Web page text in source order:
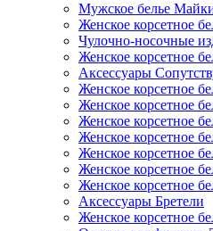
Мужское белье
Женское корсетное
Чулочно-носочные
Женское корсетное
Аксессуары
Женское корсетное
Женское корсетное
Женское корсетное
Женское корсетное
Женское корсетное
Женское корсетное
Женское корсетное
Аксессуары Бретели
Женское корсетное